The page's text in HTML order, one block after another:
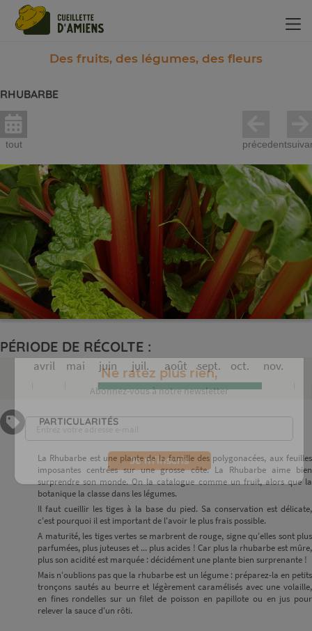
Des fruits, des légumes, des fleurs
RHUBARBE
tout précedent
PÉRIODE DE RÉCOLTE :
avril mai juin juil. août sept. oct. nov.
PARTICULARITÉS
La Rhubarbe est une plante de la famille des polygonacées, aux feuilles
imposantes centrées sur une grosse côte. La Rhubarbe aime bien
surprendre son monde. On la catalogue comme un fruit, alors que la
botanique la classe dans les légumes.
Il faut cueillir les tiges à la base du pied. Sa conservation est délicate,
c'est pourquoi il est important de l'avoir le plus frais possible.
A maturité, les tiges vertes se marbrent de rouge, signe qu'elles sont plus
parfumées, plus juteuses et ... plus acides ! Car plus la rhubarbe est mûre,
plus son acidité est marquée : décidément une plante bien surprenante !
Mais n'oublions pas que la rhubarbe est un légume : préparez-la en petits
tronçons sautés au beurre et légèrement caramélisés avec une volaille,
en fines rondelles sur un filet de poisson en papillote ou en jus pour
relever la sauce d'un rôti.
Ne ratez plus rien,
Je m’inscris
Panneau de gestion des cookies